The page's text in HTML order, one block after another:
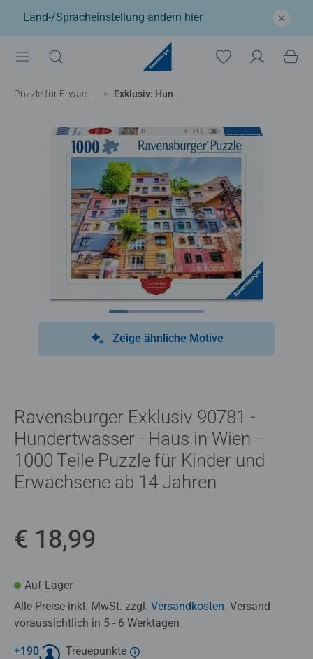
Land-/Spracheinstellung ändern hier
Puzzle für Erwachsene Exklusiv: Hundertwasser-Haus in Wien
Zeige ähnliche Motive
Ravensburger Exklusiv 90781 -
Hundertwasser - Haus in Wien -
1000 Teile Puzzle für Kinder und
Erwachsene ab 14 Jahren
€ 18,99
Auf Lager
Alle Preise inkl. MwSt. zzgl. Versandkosten. Versand
voraussichtlich in 5 - 6 Werktagen
+190 Treuepunkte